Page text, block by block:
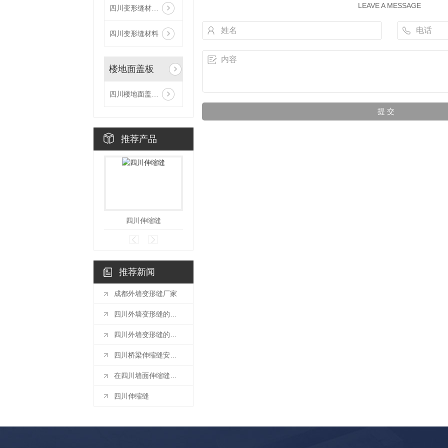
四川变形缝材料销售
四川变形缝材料
楼地面盖板
四川楼地面盖板FTM
推荐产品
四川伸缩缝
推荐新闻
成都外墙变形缝厂家
四川外墙变形缝的技术优势与应用实践 —— 成都市星辰花装饰工程
四川外墙变形缝的核心特点与工程价值 —— 成都市星辰花装饰工程
四川桥梁伸缩缝安装与维护指南——四川厂家专业解析
在四川墙面伸缩缝设置有哪些规范要点？
四川伸缩缝
LEAVE A MESSAGE